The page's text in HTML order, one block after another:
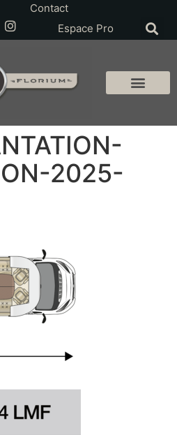
Contact
Espace Pro
2025-